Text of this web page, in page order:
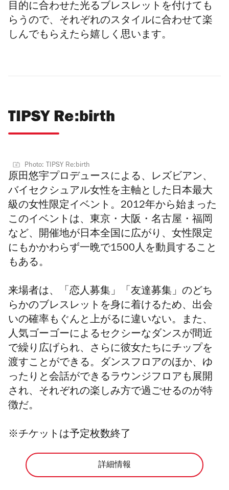
目的に合わせた光るブレスレットを付けても
らうので、それぞれのスタイルに合わせて楽
しんでもらえたら嬉しく思います。
TIPSY Re:birth
Photo: TIPSY Re:birth
原田悠宇プロデュースによる、レズビアン、
バイセクシュアル女性を主軸とした日本最大
級の女性限定イベント。2012年から始まった
このイベントは、東京・大阪・名古屋・福岡
など、開催地が日本全国に広がり、女性限定
にもかかわらず一晩で1500人を動員すること
もある。
来場者は、「恋人募集」「友達募集」のどち
らかのブレスレットを身に着けるため、出会
いの確率もぐんと上がるに違いない。また、
人気ゴーゴーによるセクシーなダンスが間近
で繰り広げられ、さらに彼女たちにチップを
渡すことができる。ダンスフロアのほか、ゆ
ったりと会話ができるラウンジフロアも展開
され、それぞれの楽しみ方で過ごせるのが特
徴だ。
※チケットは予定枚数終了
詳細情報